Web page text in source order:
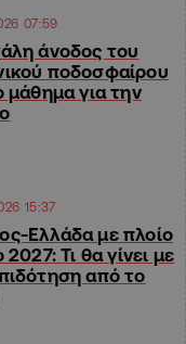
07:59
άνοδος του
ποδοσφαίρου
μάθημα για την
15:37
Ελλάδα με πλοίο
2027: Τι θα γίνει με
από το